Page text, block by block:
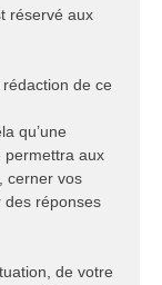
réservé aux
de ce
qu’une
permettra aux
cerner vos
des réponses
de votre